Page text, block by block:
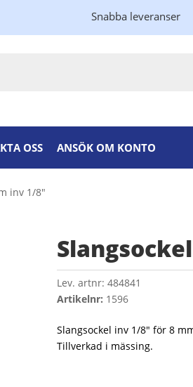
Snabba leveranser
OSS ANSÖK OM KONTO
inv 1/8″
Lev. artnr: 484841
Artikelnr: 1596
Slangsockel inv 1/8″ för 8
Tillverkad i mässing.